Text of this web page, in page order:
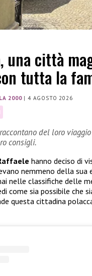
una città
tutta la
2000|4 AGOSTO 2026
del loro
consigli.
hanno deciso di
nemmeno della
nelle classifiche delle
come sia possibile che
questa cittadina